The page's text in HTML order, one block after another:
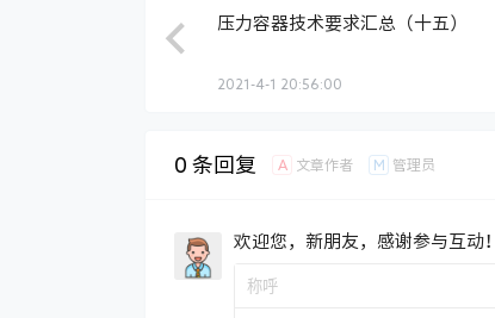
压力容器技术要求汇总（十五）
2021-4-1 20:56:00
0 条回复 A 文章作者 M 管理员
欢迎您，新朋友，感谢参与互动！